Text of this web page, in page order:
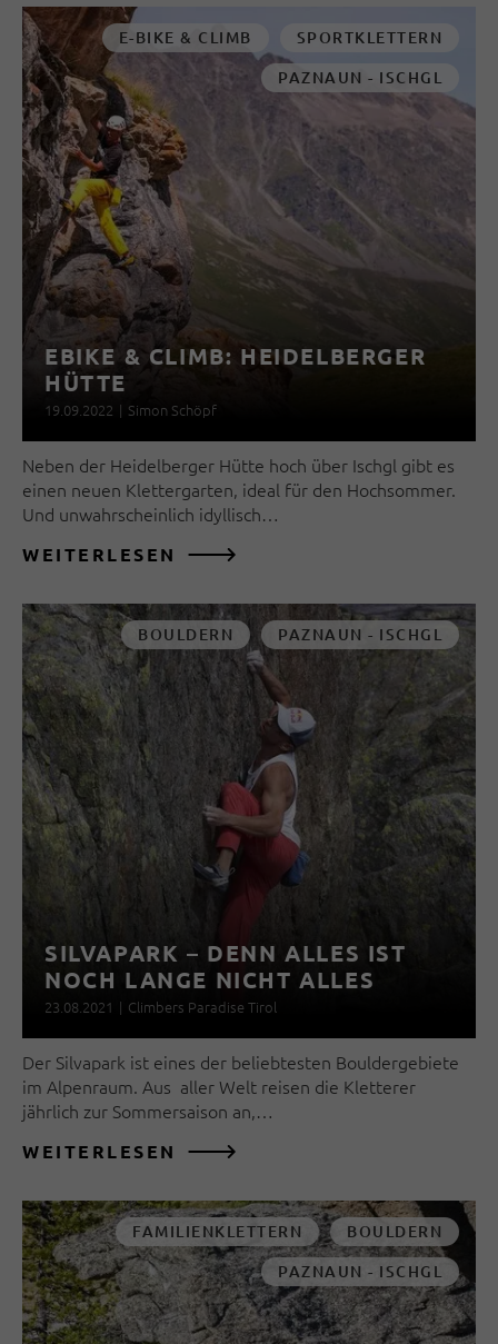
E-BIKE & CLIMB
SPORTKLETTERN
PAZNAUN - ISCHGL
EBIKE & CLIMB: HEIDELBERGER
HÜTTE
19.09.2022 | Simon Schöpf
Neben der Heidelberger Hütte hoch über Ischgl gibt es
einen neuen Klettergarten, ideal für den Hochsommer.
Und unwahrscheinlich idyllisch…
WEITERLESEN
BOULDERN PAZNAUN - ISCHGL
SILVAPARK – DENN ALLES IST
NOCH LANGE NICHT ALLES
23.08.2021 | Climbers Paradise Tirol
Der Silvapark ist eines der beliebtesten Bouldergebiete
im Alpenraum. Aus aller Welt reisen die Kletterer
jährlich zur Sommersaison an,…
WEITERLESEN
FAMILIENKLETTERN
BOULDERN
PAZNAUN - ISCHGL